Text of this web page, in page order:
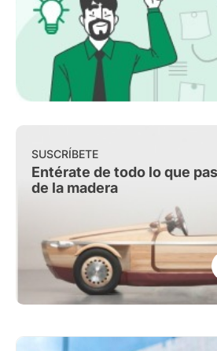
SUSCRÍBETE
Entérate de todo lo que
de la madera